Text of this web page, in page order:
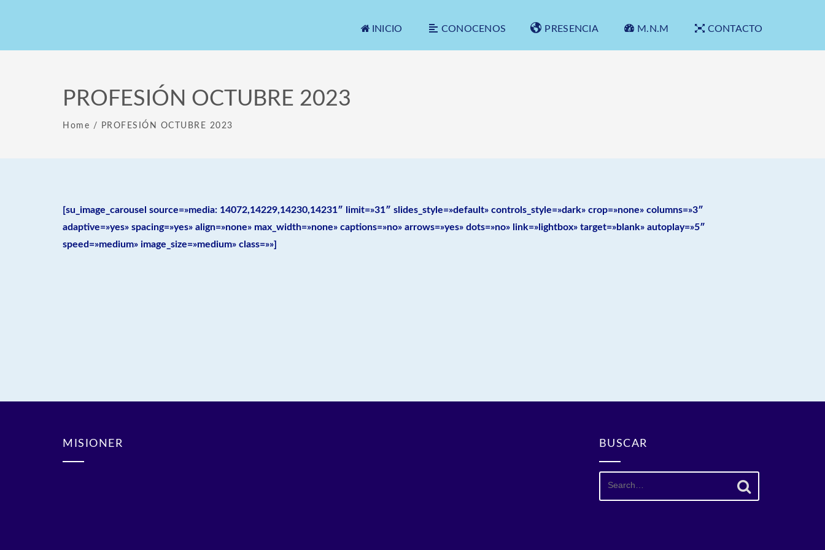
INICIO CONOCENOS PRESENCIA M.N.M CONTACTO
PROFESIÓN OCTUBRE 2023
Home / PROFESIÓN OCTUBRE 2023
[su_image_carousel source=»media: 14072,14229,14230,14231″ limit=»31″ slides_style=»default» controls_style=»dark» crop=»none» columns=»3″
adaptive=»yes» spacing=»yes» align=»none» max_width=»none» captions=»no» arrows=»yes» dots=»no» link=»lightbox» target=»blank» autoplay=»5″
speed=»medium» image_size=»medium» class=»»]
MISIONER BUSCAR
Search